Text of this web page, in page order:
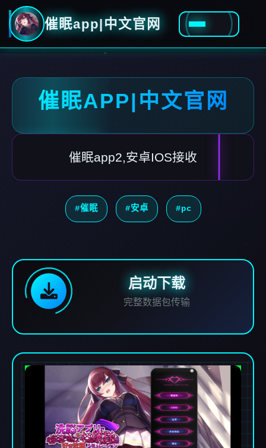
催眠app|中文官网
催眠APP|中文官网
催眠app2,安卓IOS接收
#催眠 #安卓 #pc
启动下载
完整数据包传输